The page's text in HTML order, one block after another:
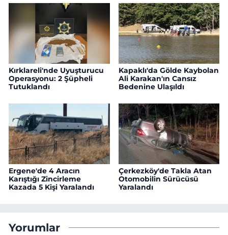
Kırklareli'nde Uyuşturucu
Operasyonu: 2 Şüpheli
Tutuklandı
Kapaklı'da Gölde Kaybolan
Ali Karakan'ın Cansız
Bedenine Ulaşıldı
Ergene'de 4 Aracın
Karıştığı Zincirleme
Kazada 5 Kişi Yaralandı
Çerkezköy'de Takla Atan
Otomobilin Sürücüsü
Yaralandı
Yorumlar